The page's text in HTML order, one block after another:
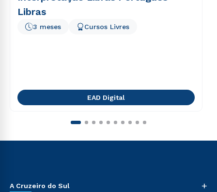
Libras
3 meses Cursos Livres
EAD Digital
A Cruzeiro do Sul +